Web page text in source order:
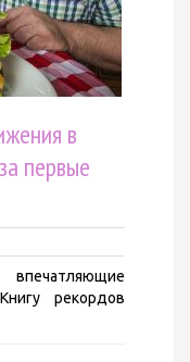
в
первые
рекордов